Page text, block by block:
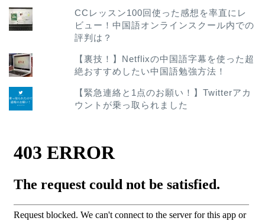
CCレッスン100回使った感想を率直にレ
ビュー！中国語オンラインスクール内での
評判は？
【裏技！】Netflixの中国語字幕を使った超
絶おすすめしたい中国語勉強方法！
【緊急連絡と1点のお願い！】Twitterアカ
ウントが乗っ取られました